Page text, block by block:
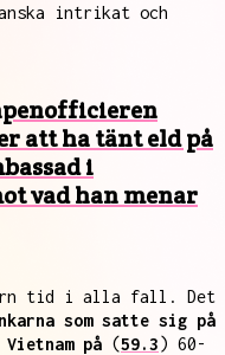
intrikat och
att ha tänt eld på
i
vad han menar
tid i alla fall. Det
som satte sig på
på (59.3) 60-